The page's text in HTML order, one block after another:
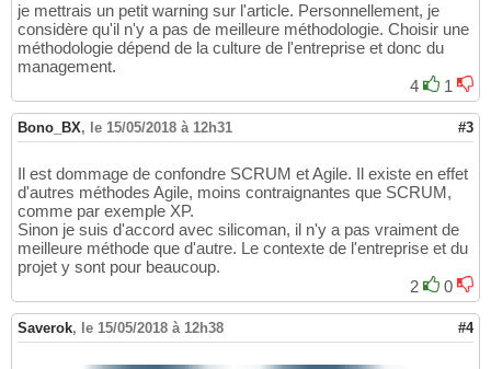
je mettrais un petit warning sur l'article. Personnellement, je
considère qu'il n'y a pas de meilleure méthodologie. Choisir une
méthodologie dépend de la culture de l'entreprise et donc du
management.
4
1
Bono_BX, le 15/05/2018 à 12h31 #3
Il est dommage de confondre SCRUM et Agile. Il existe en effet
d'autres méthodes Agile, moins contraignantes que SCRUM,
comme par exemple XP.
Sinon je suis d'accord avec silicoman, il n'y a pas vraiment de
meilleure méthode que d'autre. Le contexte de l'entreprise et du
projet y sont pour beaucoup.
2
0
Saverok, le 15/05/2018 à 12h38 #4